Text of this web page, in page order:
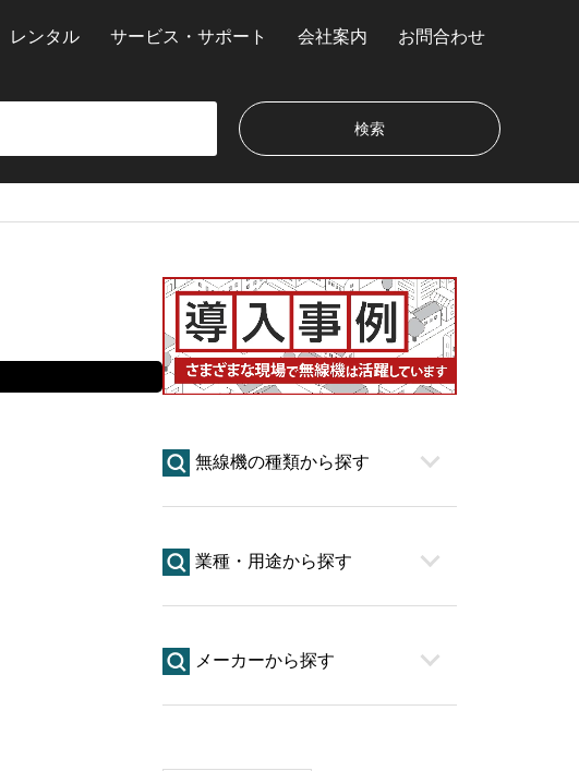
レンタル サービス・サポート 会社案内 お問合わせ
無線機の種類から探す
業種・用途から探す
メーカーから探す